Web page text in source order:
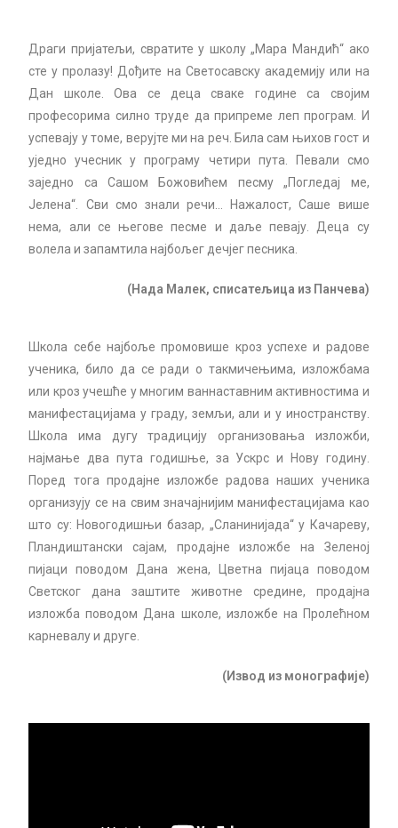
Драги пријатељи, свратите у школу „Мара Мандић“ ако
сте у пролазу! Дођите на Светосавску академију или на
Дан школе. Ова се деца сваке године са својим
професорима силно труде да припреме леп програм. И
успевају у томе, верујте ми на реч. Била сам њихов гост и
уједно учесник у програму четири пута. Певали смо
заједно са Сашом Божовићем песму „Погледај ме,
Јелена“. Сви смо знали речи… Нажалост, Саше више
нема, али се његове песме и даље певају. Деца су
волела и запамтила најбољег дечјег песника.
(Нада Малек, списатељица из Панчева)
Школа себе најбоље промовише кроз успехе и радове
ученика, било да се ради о такмичењима, изложбама
или кроз учешће у многим ваннаставним активностима и
манифестацијама у граду, земљи, али и у иностранству.
Школа има дугу традицију организовања изложби,
најмање два пута годишње, за Ускрс и Нову годину.
Поред тога продајне изложбе радова наших ученика
организују се на свим значајнијим манифестацијама као
што су: Новогодишњи базар, „Сланинијада“ у Качареву,
Пландиштански сајам, продајне изложбе на Зеленоj
пијаци поводом Дана жена, Цветна пијаца поводом
Светског дана заштите животне средине, продајна
изложба поводом Дана школе, изложбе на Пролећном
карневалу и друге.
(Извод из монографије)